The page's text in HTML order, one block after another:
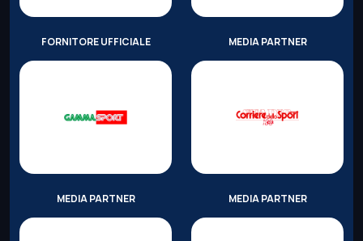
FORNITORE UFFICIALE MEDIA PARTNER
MEDIA PARTNER MEDIA PARTNER